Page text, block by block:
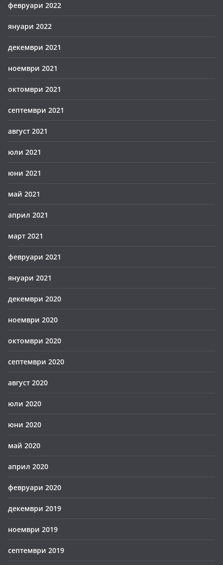
февруари 2022
януари 2022
декември 2021
ноември 2021
октомври 2021
септември 2021
август 2021
юли 2021
юни 2021
май 2021
април 2021
март 2021
февруари 2021
януари 2021
декември 2020
ноември 2020
октомври 2020
септември 2020
август 2020
юли 2020
юни 2020
май 2020
април 2020
февруари 2020
декември 2019
ноември 2019
септември 2019